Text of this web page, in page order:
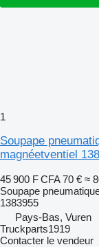
1
Soupape
magnéetventiel
45 900 F CFA 70 € ≈
Soupape
1383955
Pays-Bas, Vuren
Truckparts1919
Contacter le vendeur